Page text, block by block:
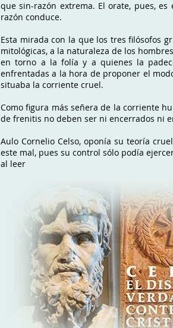
que sin-razón extrema. El orate, pues,
razón conduce.
Esta mirada con la que los tres filósofos
mitológicas, a la naturaleza de los
en torno a la folía y a quienes la
enfrentadas a la hora de proponer el
situaba la corriente cruel.
Como figura más señera de la corriente
de frenitis no deben ser ni encerrados ni
Aulo Cornelio Celso, oponía su teoría
este mal, pues su control sólo podía
al leer